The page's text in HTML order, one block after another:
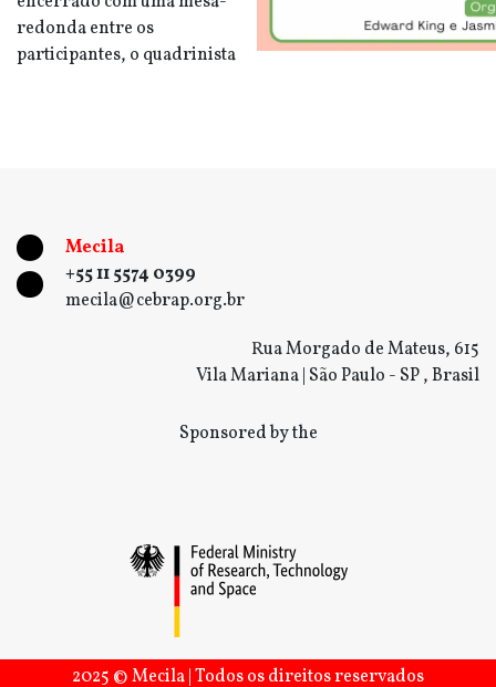
redonda entre os
participantes, o quadrinista
Mecila
+55 11 5574 0399
mecila@cebrap.org.br
Rua Morgado de Mateus, 615
Vila Mariana | São Paulo - SP , Brasil
Sponsored by the
2025 © Mecila | Todos os direitos reservados